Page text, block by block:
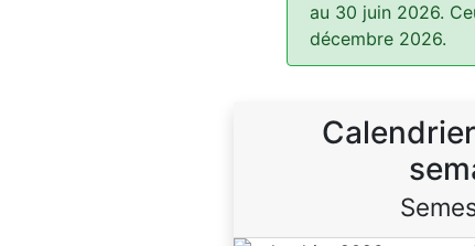
au 30 juin 2026.
décembre 2026.